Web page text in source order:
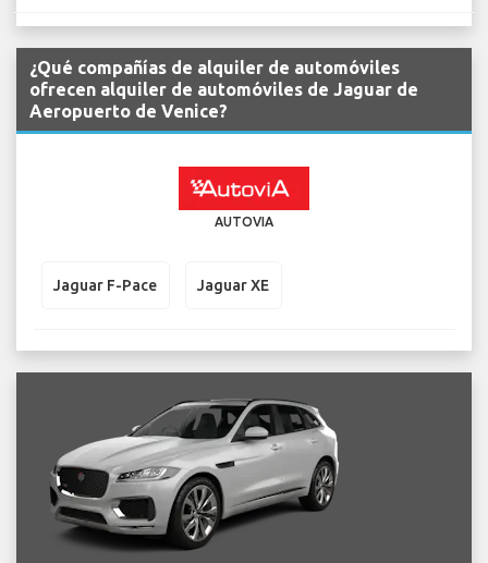
¿Qué compañías de alquiler de automóviles
ofrecen alquiler de automóviles de Jaguar de
Aeropuerto de Venice?
AUTOVIA
Jaguar F-Pace Jaguar XE